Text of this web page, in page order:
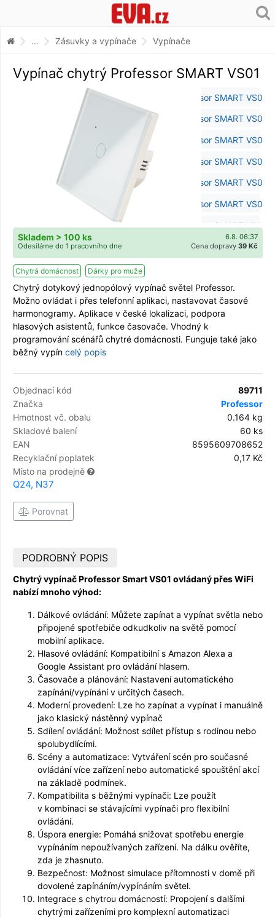
... Zásuvky a vypínače Vypínače
Vypínač chytrý Professor SMART VS01
6.8. 06:37
Skladem > 100 ks
Cena dopravy 39 Kč
Odesíláme do 1 pracovního dne
Chytrá domácnost Dárky pro muže
Chytrý dotykový jednopólový vypínač světel Professor.
Možno ovládat i přes telefonní aplikaci, nastavovat časové
harmonogramy. Aplikace v české lokalizaci, podpora
hlasových asistentů, funkce časovače. Vhodný k
programování scénářů chytré domácnosti. Funguje také jako
běžný vypín celý popis
Objednací kód
89711
Značka
Professor
Hmotnost vč. obalu
0.164 kg
Skladové balení
60 ks
EAN
8595609708652
Recyklační poplatek
0,17 Kč
Místo na prodejně
Q24, N37
Porovnat
PODROBNÝ POPIS
Chytrý vypínač Professor Smart VS01 ovládaný přes WiFi
nabízí mnoho výhod:
Dálkové ovládání: Můžete zapínat a vypínat světla nebo
připojené spotřebiče odkudkoliv na světě pomocí
mobilní aplikace.
Hlasové ovládání: Kompatibilní s Amazon Alexa a
Google Assistant pro ovládání hlasem.
Časovače a plánování: Nastavení automatického
zapínání/vypínání v určitých časech.
Moderní provedení: Lze ho zapínat a vypínat i manuálně
jako klasický nástěnný vypínač
Sdílení ovládání: Možnost sdílet přístup s rodinou nebo
spolubydlícími.
Scény a automatizace: Vytváření scén pro současné
ovládání více zařízení nebo automatické spouštění akcí
na základě podmínek.
Kompatibilita s běžnými vypínači: Lze použít
v kombinaci se stávajícími vypínači pro flexibilní
ovládání.
Úspora energie: Pomáhá snižovat spotřebu energie
vypínáním nepoužívaných zařízení. Na dálku ověříte,
zda je zhasnuto.
Bezpečnost: Možnost simulace přítomnosti v domě při
dovolené zapínáním/vypínáním světel.
Integrace s chytrou domácností: Propojení s dalšími
chytrými zařízeními pro komplexní automatizaci